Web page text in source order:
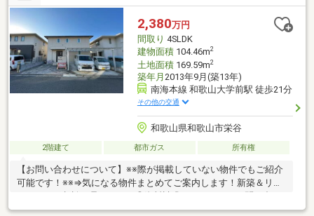
2,380万円
間取り 4SLDK
建物面積104.46m2
土地面積169.59m2
築年月 2013年9月(築13年)
南海本線 和歌山大学前駅 徒歩21分
その他の交通
和歌山県和歌山市栄谷
2階建て 都市ガス 所有権
【お問い合わせについて】※※際が掲載していない物件でもご紹介
可能です！※※⇒気になる物件まとめてご案内します！新築＆リフ
せは24時間受付中♪◎18時以降のご見学ご相談・オンライン対